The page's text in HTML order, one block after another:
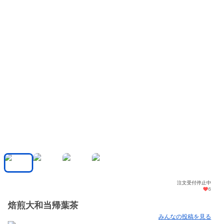
注文受付停止中
6
焙煎大和当帰葉茶
みんなの投稿を見る